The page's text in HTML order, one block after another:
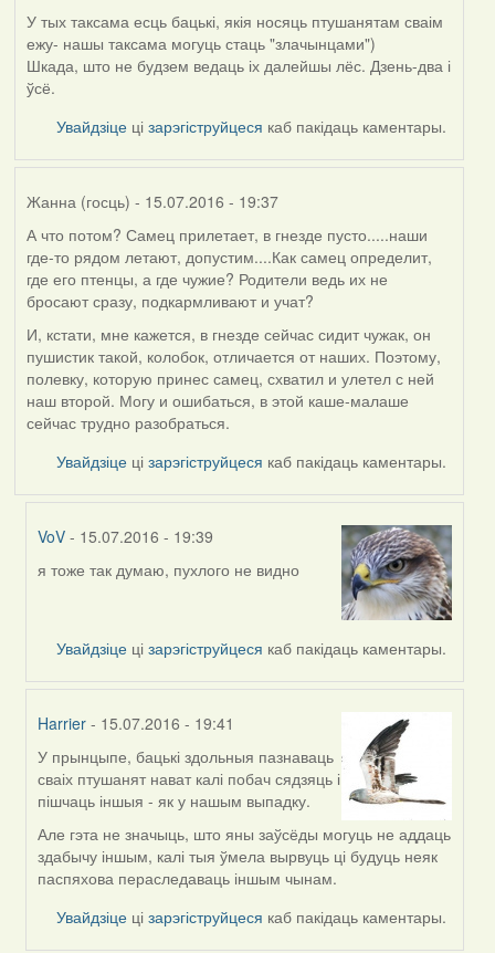
У тых таксама есць бацькі, якія носяць птушанятам сваім
ежу- нашы таксама могуць стаць "злачынцами")
Шкада, што не будзем ведаць іх далейшы лёс. Дзень-два і
ўсё.
Увайдзіце цізарэгіструйцеся каб пакідаць каментары.
Жанна (госць) - 15.07.2016 - 19:37
А что потом? Самец прилетает, в гнезде пусто.....наши
где-то рядом летают, допустим....Как самец определит,
где его птенцы, а где чужие? Родители ведь их не
бросают сразу, подкармливают и учат?
И, кстати, мне кажется, в гнезде сейчас сидит чужак, он
пушистик такой, колобок, отличается от наших. Поэтому,
полевку, которую принес самец, схватил и улетел с ней
наш второй. Могу и ошибаться, в этой каше-малаше
сейчас трудно разобраться.
Увайдзіце цізарэгіструйцеся каб пакідаць каментары.
VoV - 15.07.2016 - 19:39
In
(госць)
я тоже так думаю, пухлого не видно
Увайдзіце цізарэгіструйцеся каб пакідаць каментары.
Harrier - 15.07.2016 - 19:41
In
reply
to
by
Жанна
(госць)
У прынцыпе, бацькі здольныя пазнаваць
сваіх птушанят нават калі побач сядзяць і
пішчаць іншыя - як у нашым выпадку.
Але гэта не значыць, што яны заўсёды могуць не аддаць
здабычу іншым, калі тыя ўмела вырвуць ці будуць неяк
паспяхова пераследаваць іншым чынам.
Увайдзіце цізарэгіструйцеся каб пакідаць каментары.